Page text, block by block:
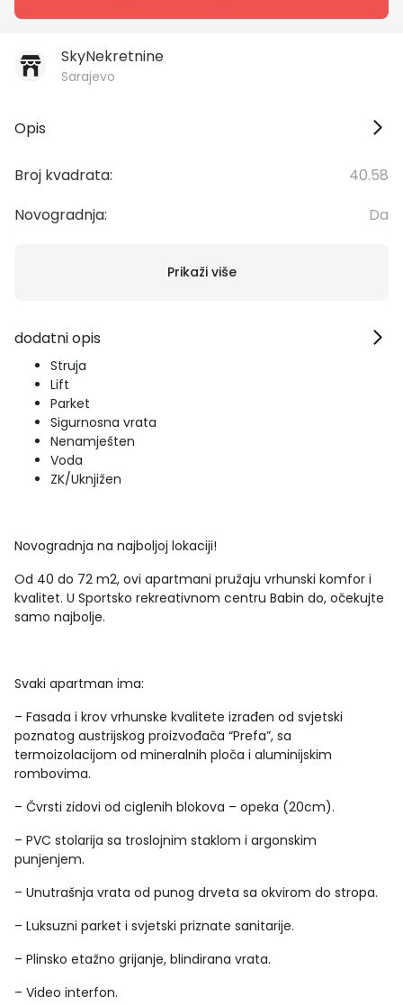
SkyNekretnine
Sarajevo
Opis
Broj kvadrata:
40.58
Novogradnja:
Da
Prikaži više
dodatni opis
Struja
Lift
Parket
Sigurnosna vrata
Nenamješten
Voda
ZK/Uknjižen
Novogradnja na najboljoj lokaciji!
Od 40 do 72 m2, ovi apartmani pružaju vrhunski komfor i
kvalitet. U Sportsko rekreativnom centru Babin do, očekujte
samo najbolje.
Svaki apartman ima:
– Fasada i krov vrhunske kvalitete izrađen od svjetski
poznatog austrijskog proizvođača “Prefa”, sa
termoizolacijom od mineralnih ploča i aluminijskim
rombovima.
– Čvrsti zidovi od ciglenih blokova – opeka (20cm).
– PVC stolarija sa troslojnim staklom i argonskim
punjenjem.
– Unutrašnja vrata od punog drveta sa okvirom do stropa.
– Luksuzni parket i svjetski priznate sanitarije.
– Plinsko etažno grijanje, blindirana vrata.
– Video interfon.